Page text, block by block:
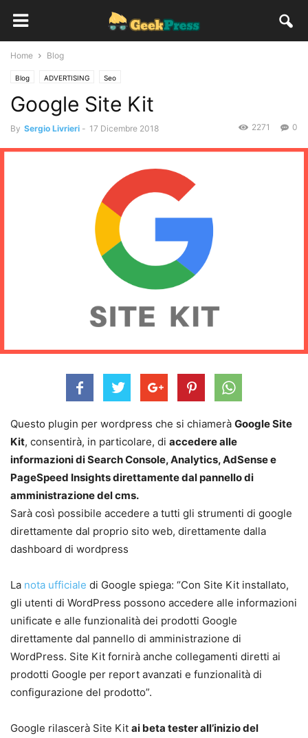
Home Blog
Blog ADVERTISING Seo
Google Site Kit
By Sergio Livrieri - 17 Dicembre 2018 0
2271
Questo plugin per wordpress che si chiamerà Google Site
Kit, consentirà, in particolare, di accedere alle
informazioni di Search Console, Analytics, AdSense e
PageSpeed ​​Insights direttamente dal pannello di
amministrazione del cms.
Sarà così possibile accedere a tutti gli strumenti di google
direttamente dal proprio sito web, direttamente dalla
dashboard di wordpress
La nota ufficiale di Google spiega: “Con Site Kit installato,
gli utenti di WordPress possono accedere alle informazioni
unificate e alle funzionalità dei prodotti Google
direttamente dal pannello di amministrazione di
WordPress. Site Kit fornirà anche collegamenti diretti ai
prodotti Google per report avanzati e funzionalità di
configurazione del prodotto”.
Google rilascerà Site Kit ai beta tester all’inizio del